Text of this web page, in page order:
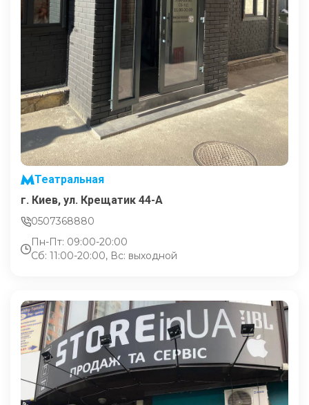
Театральная
г. Киев, ул. Крещатик 44-А
0507368880
Пн-Пт: 09:00-20:00
Сб: 11:00-20:00, Вс: выходной